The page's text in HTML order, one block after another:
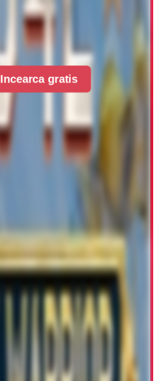
Incearca gratis